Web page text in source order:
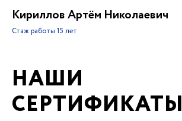
Кириллов Артём Николаевич
Стаж работы 15 лет
НАШИ
СЕРТИФИКАТЫ